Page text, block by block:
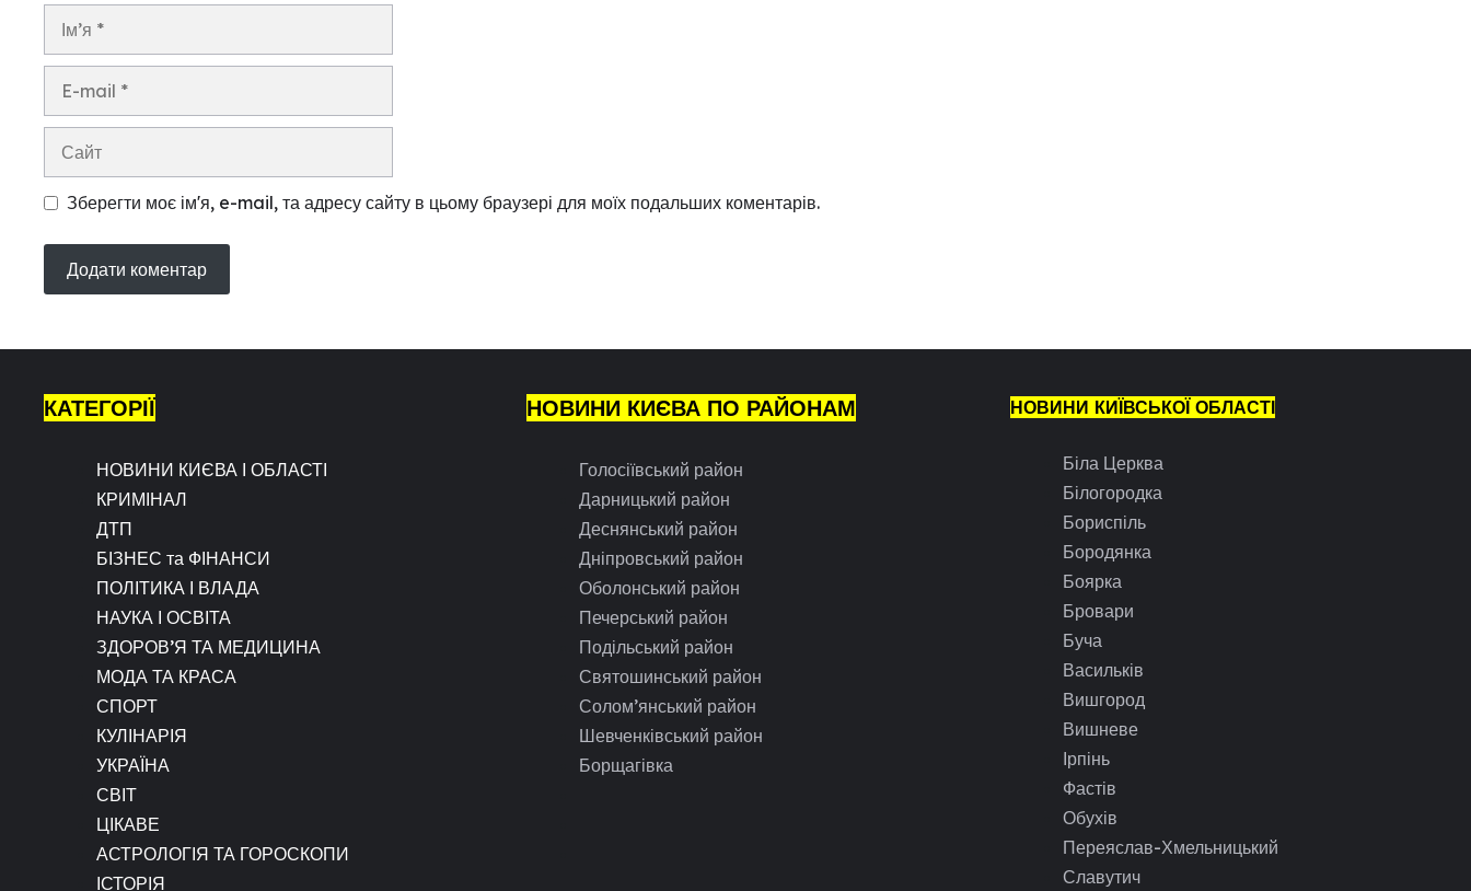
Зберегти моє ім'я, e-mail, та адресу сайту в цьому браузері для моїх подальших коментарів.
КАТЕГОРІЇ
НОВИНИ КИЄВА І ОБЛАСТІ
КРИМІНАЛ
ДТП
БІЗНЕС та ФІНАНСИ
ПОЛІТИКА І ВЛАДА
НАУКА І ОСВІТА
ЗДОРОВ’Я ТА МЕДИЦИНА
МОДА ТА КРАСА
СПОРТ
КУЛІНАРІЯ
УКРАЇНА
СВІТ
ЦІКАВЕ
АСТРОЛОГІЯ ТА ГОРОСКОПИ
ІСТОРІЯ
НОВИНИ КИЄВА ПО РАЙОНАМ
Голосіївський район
Дарницький район
Деснянський район
Дніпровський район
Оболонський район
Печерський район
Подільський район
Святошинський район
Солом’янський район
Шевченківський район
Борщагівка
НОВИНИ КИЇВСЬКОЇ ОБЛАСТІ
Біла Церква
Білогородка
Бориспіль
Бородянка
Боярка
Бровари
Буча
Васильків
Вишгород
Вишневе
Ірпінь
Фастів
Обухів
Переяслав-Хмельницький
Славутич